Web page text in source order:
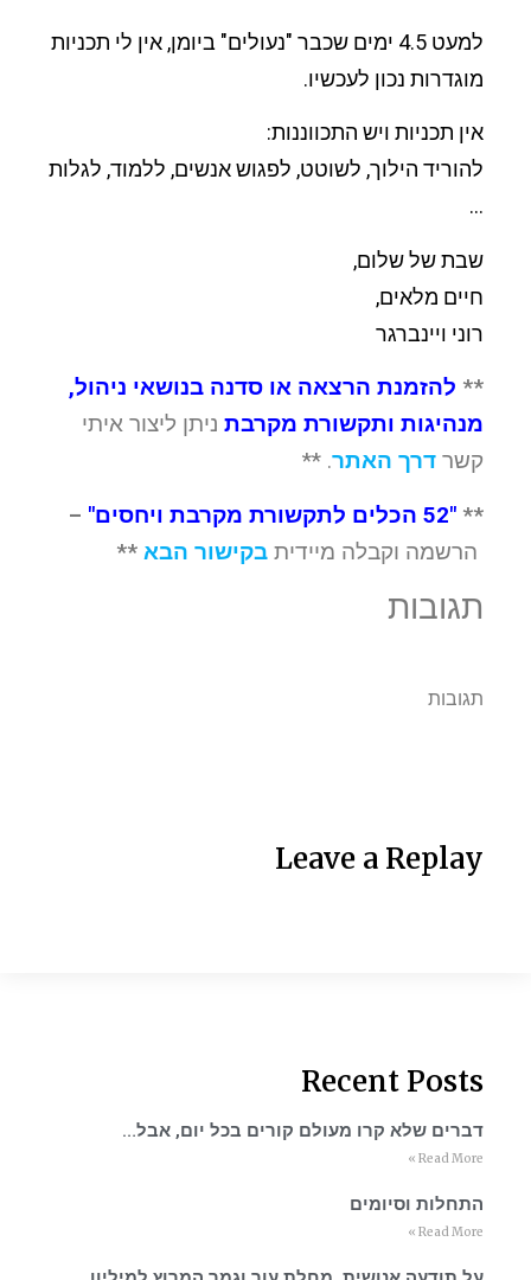
למעט 4.5 ימים שכבר "נעולים" ביומן, אין לי תכניות
מוגדרות נכון לעכשיו.
אין תכניות ויש התכווננות:
להוריד הילוך, לשוטט, לפגוש אנשים, ללמוד, לגלות
…
שבת של שלום,
חיים מלאים,
רוני ויינברגר
** להזמנת הרצאה או סדנה בנושאי ניהול,
מנהיגות ותקשורת מקרבת ניתן ליצור איתי
קשר דרך האתר. **
** "52 הכלים לתקשורת מקרבת ויחסים"
–
הרשמה וקבלה מיידית בקישור הבא **
תגובות
תגובות
Leave a Replay
Recent Posts
דברים שלא קרו מעולם קורים בכל יום, אבל…
Read More »
התחלות וסיומים
Read More »